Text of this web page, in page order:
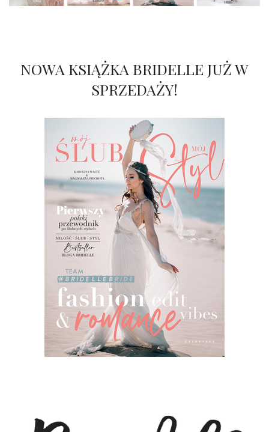
NOWA KSIĄŻKA BRIDELLE JUŻ W
SPRZEDAŻY!